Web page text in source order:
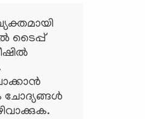
ടൈപ്പ്
ചോദ്യങ്ങള്‍